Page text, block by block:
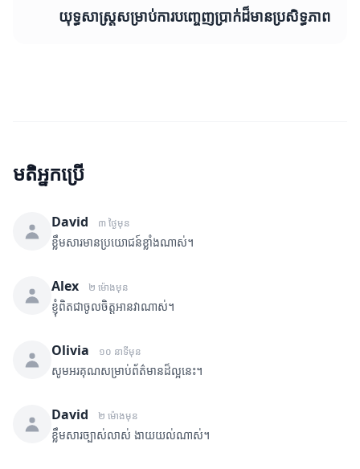
យុទ្ធសាស្ត្រសម្រាប់ការបញ្ចេញប្រាក់ដ៏មានប្រសិទ្ធភាព
មតិអ្នកប្រើ
David ៣ ថ្ងៃមុន
ខ្លឹមសារមានប្រយោជន៍ខ្លាំងណាស់។
Alex ២ ម៉ោងមុន
ខ្ញុំពិតជាចូលចិត្តអានវាណាស់។
Olivia ១០ នាទីមុន
សូមអរគុណសម្រាប់ព័ត៌មានដ៏ល្អនេះ។
David ២ ម៉ោងមុន
ខ្លឹមសារច្បាស់លាស់ ងាយយល់ណាស់។